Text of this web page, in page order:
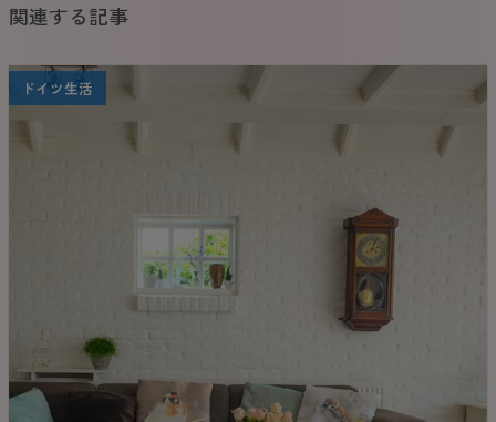
関連する記事
ドイツ生活